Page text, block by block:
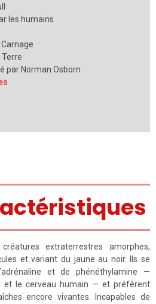
les humains
Terre
par Norman Osborn
extraterrestres amorphes,
et variant du jaune au noir. Ils se
et de phénéthylamine —
et le cerveau humain — et préfèrent
encore vivantes. Incapables de